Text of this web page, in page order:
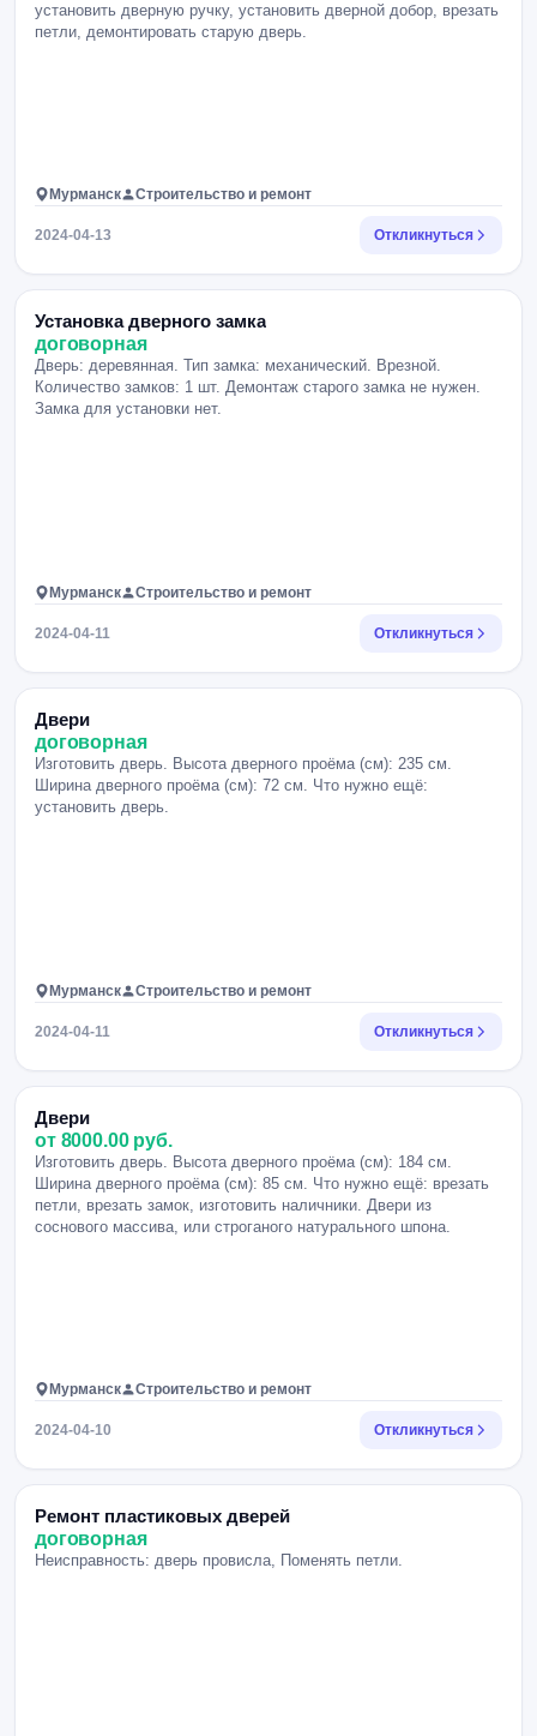
установить дверную ручку, установить дверной добор, врезать
петли, демонтировать старую дверь.
Мурманск Строительство и ремонт
2024-04-13 Откликнуться
Установка дверного замка
договорная
Дверь: деревянная. Тип замка: механический. Врезной.
Количество замков: 1 шт. Демонтаж старого замка не нужен.
Замка для установки нет.
Мурманск Строительство и ремонт
2024-04-11 Откликнуться
Двери
договорная
Изготовить дверь. Высота дверного проёма (см): 235 см.
Ширина дверного проёма (см): 72 см. Что нужно ещё:
установить дверь.
Мурманск Строительство и ремонт
2024-04-11 Откликнуться
Двери
от 8000.00 руб.
Изготовить дверь. Высота дверного проёма (см): 184 см.
Ширина дверного проёма (см): 85 см. Что нужно ещё: врезать
петли, врезать замок, изготовить наличники. Двери из
соснового массива, или строганого натурального шпона.
Мурманск Строительство и ремонт
2024-04-10 Откликнуться
Ремонт пластиковых дверей
договорная
Неисправность: дверь провисла, Поменять петли.